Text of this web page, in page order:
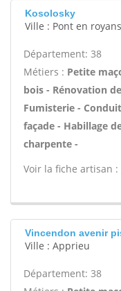
Kosolosky
Ville : Pont en royans
Département: 38
Métiers : Petite
bois - Rénovation
Fumisterie -
façade - Habillage
charpente -
Voir la fiche artisan :
Vincendon avenir
Ville : Apprieu
Département: 38